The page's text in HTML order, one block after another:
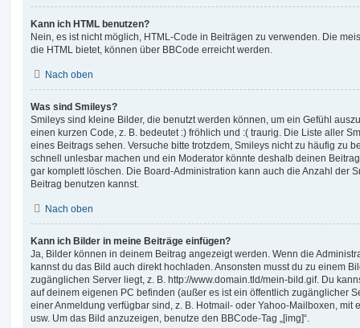
Kann ich HTML benutzen?
Nein, es ist nicht möglich, HTML-Code in Beiträgen zu verwenden. Die
die HTML bietet, können über BBCode erreicht werden.
Nach oben
Was sind Smileys?
Smileys sind kleine Bilder, die benutzt werden können, um ein Gefühl
einen kurzen Code, z. B. bedeutet :) fröhlich und :( traurig. Die Liste aller
eines Beitrags sehen. Versuche bitte trotzdem, Smileys nicht zu häufig zu
schnell unlesbar machen und ein Moderator könnte deshalb deinen
gar komplett löschen. Die Board-Administration kann auch die Anzahl der
Beitrag benutzen kannst.
Nach oben
Kann ich Bilder in meine Beiträge einfügen?
Ja, Bilder können in deinem Beitrag angezeigt werden. Wenn die
kannst du das Bild auch direkt hochladen. Ansonsten musst du zu einem
zugänglichen Server liegt, z. B. http://www.domain.tld/mein-bild.gif. Du
auf deinem eigenen PC befinden (außer es ist ein öffentlich zugänglicher
einer Anmeldung verfügbar sind, z. B. Hotmail- oder Yahoo-Mailboxen, mit
usw. Um das Bild anzuzeigen, benutze den BBCode-Tag „[img]“.